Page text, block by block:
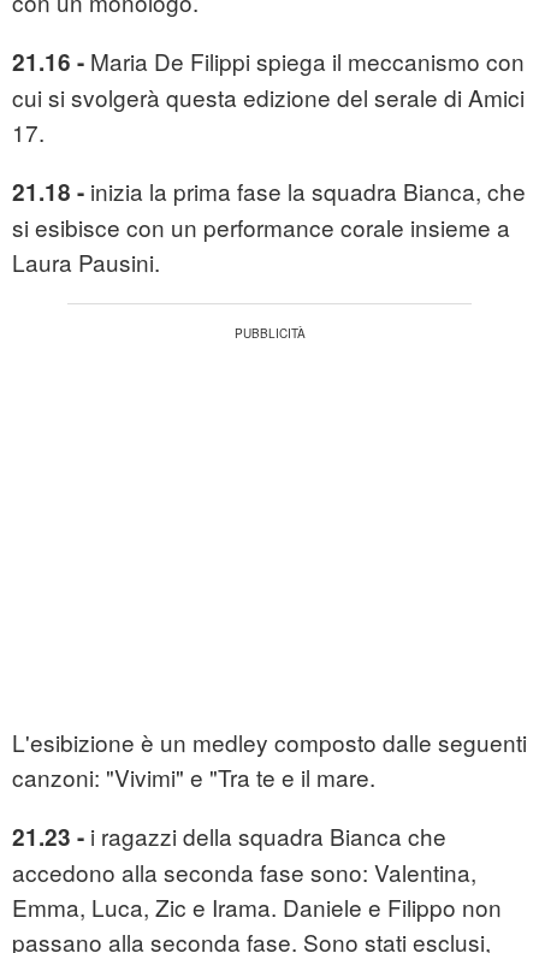
21.16 - Maria De Filippi spiega il meccanismo con
cui si svolgerà questa edizione del serale di Amici
17.
21.18 - inizia la prima fase la squadra Bianca, che
si esibisce con un performance corale insieme a
Laura Pausini.
L'esibizione è un medley composto dalle seguenti
canzoni: "Vivimi" e "Tra te e il mare.
21.23 - i ragazzi della squadra Bianca che
accedono alla seconda fase sono: Valentina,
Emma, Luca, Zic e Irama. Daniele e Filippo non
passano alla seconda fase. Sono stati esclusi,